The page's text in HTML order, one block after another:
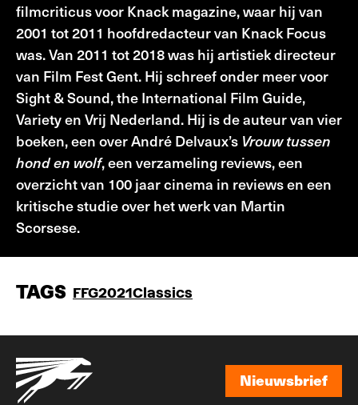
filmcriticus voor Knack magazine, waar hij van
2001 tot 2011 hoofdredacteur van Knack Focus
was. Van 2011 tot 2018 was hij artistiek directeur
van Film Fest Gent. Hij schreef onder meer voor
Sight & Sound, the International Film Guide,
Variety en Vrij Nederland. Hij is de auteur van vier
boeken, een over André Delvaux’s Vrouw tussen
hond en wolf, een verzameling reviews, een
overzicht van 100 jaar cinema in reviews en een
kritische studie over het werk van Martin
Scorsese.
TAGS FFG2021Classics
Nieuwsbrief